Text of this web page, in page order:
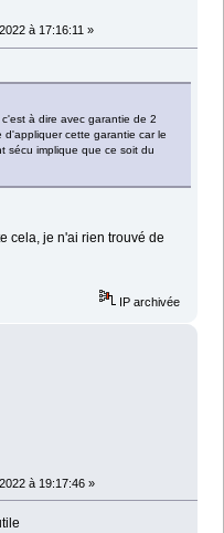
à 17:16:11 »
à dire avec garantie de 2
cette garantie car le
sécu implique que ce soit du
cela, je n'ai rien trouvé de
IP archivée
à 19:17:46 »